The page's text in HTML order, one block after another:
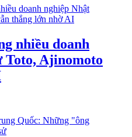
nhiều doanh
Toto, Ajinomoto